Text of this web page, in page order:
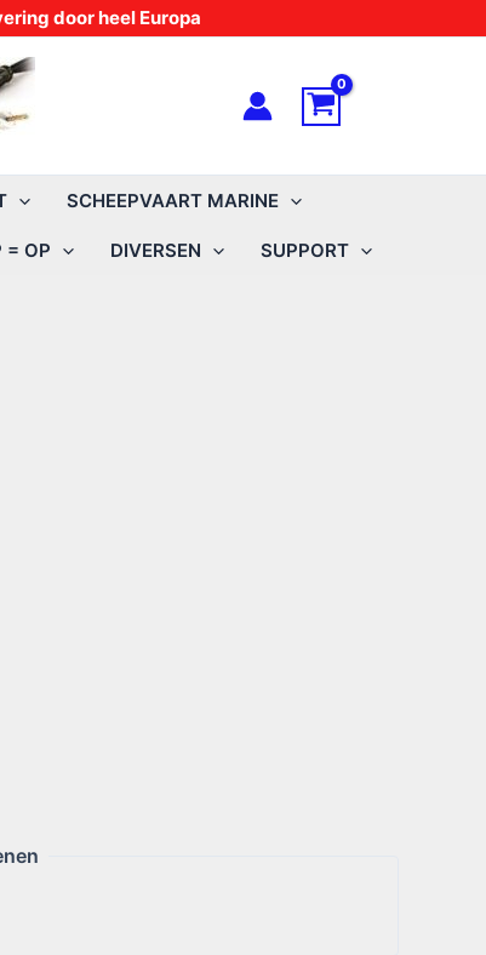
door heel Europa
SCHEEPVAART MARINE
= OP DIVERSEN SUPPORT